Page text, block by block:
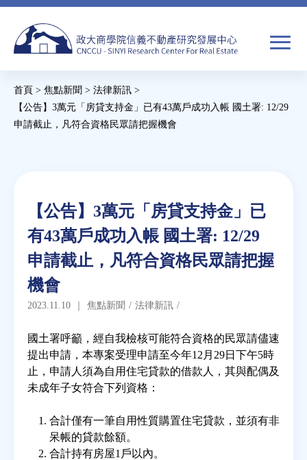
Jump
navigation
搜
尋
搜
尋
教育推廣
房市分析
研究獎勵
房地產年鑑
電子報
相關連結
您
在
首頁 > 焦點新聞 > 法律新訊 >
【公告】3萬元「房貸支持金」已有43萬戶成功入帳 國土署: 12/29
申請截止，凡符合資格民眾請把握機會
Back
top
【公告】3萬元「房貸支持金」已
有43萬戶成功入帳 國土署: 12/29
申請截止，凡符合資格民眾請把握
機會
2023.11.10 ｜ 焦點新聞 / 法律新訊 /
國土署呼籲，經自我檢核可能符合資格的民眾請儘速
提出申請，本專案受理申請至今年12月29日下午5時
止，申請人須為自用住宅貸款的借款人，其與配偶及
未成年子女符合下列資格：
合計僅有一筆自用性質購置住宅貸款，並須有非
呆帳的貸款餘額。
合計持有房屋1戶以內。